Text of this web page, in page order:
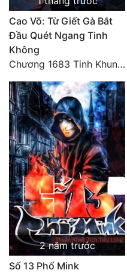
Cơ Trí
Sát Phạt Quyết Đoán
Điềm Đạm
Cao Võ: Từ Giết Gà Bắt
Đầu Quét Ngang Tinh
Không
Chương 1683 Tinh Khung Võ Thánh (Hết)
2 năm trước
Số 13 Phố Mink